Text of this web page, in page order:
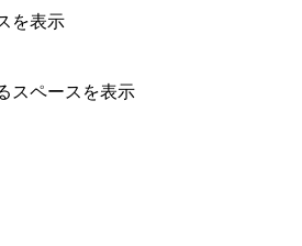
を表示
スペースを表示